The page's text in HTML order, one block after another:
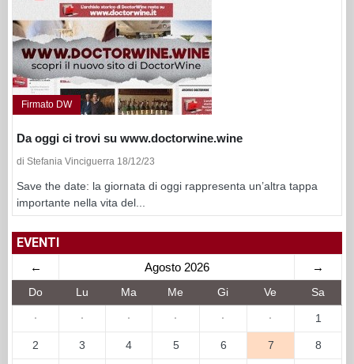
Firmato DW
Da oggi ci trovi su www.doctorwine.wine
di Stefania Vinciguerra 18/12/23
Save the date: la giornata di oggi rappresenta un’altra tappa
importante nella vita del...
EVENTI
← Agosto 2026 →
Do Lu Ma Me Gi Ve Sa
· · · · · · 1
2 3 4 5 6 7 8